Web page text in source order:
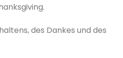
des Dankes und des